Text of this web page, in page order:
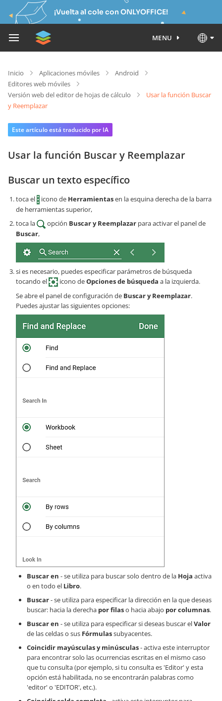
¡Vuelta al cole con ONLYOFFICE!
MENU
Inicio Aplicaciones móviles
Android
Editores web móviles
Versión web del editor de hojas de cálculo
Usar la función Buscar
y Reemplazar
Este artículo está traducido por IA
Usar la función Buscar y Reemplazar
Buscar un texto específico
toca el icono de Herramientasen la esquina derecha de la barra
de herramientas superior,
toca la
opción Buscar y Reemplazar para activar el panel de
Buscar,
si es necesario, puedes especificar parámetros de búsqueda
tocando el
icono deOpciones de búsqueda a la izquierda.
Se abre el panel de configuración de Buscar y Reemplazar.
Puedes ajustar las siguientes opciones:
Buscar en - se utiliza para buscar solo dentro de la Hoja activa
o en todo el Libro.
Buscar- se utiliza para especificar la dirección en la que deseas
buscar: hacia la derecha por filaso hacia abajo por columnas.
Buscar en - se utiliza para especificar si deseas buscar elValor
de las celdas o sus Fórmulassubyacentes.
Coincidir mayúsculas y minúsculas- activa este interruptor
para encontrar solo las ocurrencias escritas en el mismo caso
que tu consulta (por ejemplo, si tu consulta es 'Editor' y esta
opción está habilitada, no se encontrarán palabras como
'editor' o 'EDITOR', etc.).